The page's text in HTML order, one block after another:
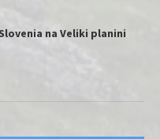
na Veliki planini